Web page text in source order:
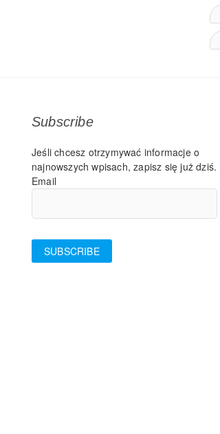
Subscribe
Jeśli chcesz otrzymywać informacje o
najnowszych wpisach, zapisz się już dziś.
Email